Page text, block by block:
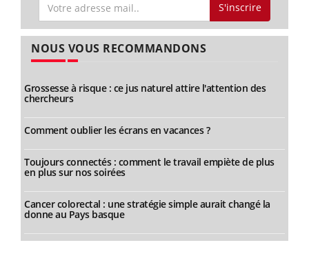
S'inscrire
NOUS VOUS RECOMMANDONS
Grossesse à risque : ce jus naturel attire l'attention des
chercheurs
Comment oublier les écrans en vacances ?
Toujours connectés : comment le travail empiète de plus
en plus sur nos soirées
Cancer colorectal : une stratégie simple aurait changé la
donne au Pays basque